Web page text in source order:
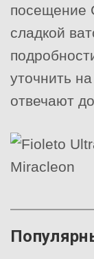
посещение
сладкой
уточнить
отвечают